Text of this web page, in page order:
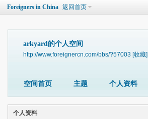
Foreigners in China 返回首页
arkyard的个人空间
http://www.foreignercn.com/bbs/?57003 [收藏]
空间首页 主题 个人资料
个人资料